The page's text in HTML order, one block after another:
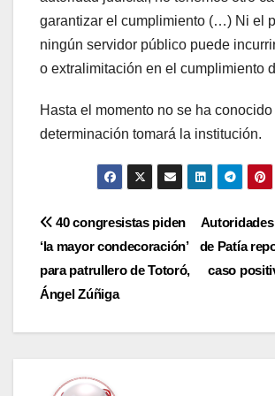
garantizar el cumplimiento (…) Ni el
ningún servidor público puede
o extralimitación en el cumplimiento
Hasta el momento no se ha
determinación tomará la institución.
Navegación
de
entradas
de Patía
caso
40 congresistas piden
‘la mayor condecoración’
para patrullero de Totoró,
Ángel Zúñiga